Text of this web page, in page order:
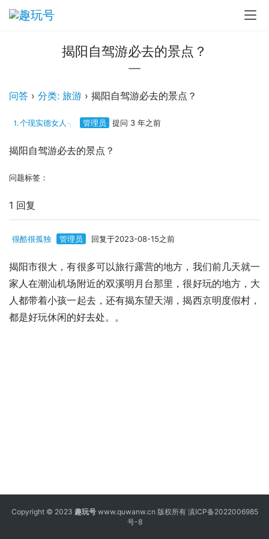
揭阳自驾游必去的景点？
问答 › 分类: 旅游 › 揭阳自驾游必去的景点？
⒈个现实德女人╮ 管理员 提问 3 年之前
揭阳自驾游必去的景点？
问题标签：
1 回复
很酷很孤独 管理员 回复于2023-08-15之前
揭阳市很大，有很多可以旅行露营的地方，我们前几天就一
家人在潮汕机场附近的双溪明月台那里，很好玩的地方，大
人都带着小孩一起去，还有揭东望天湖，揭西京明度假村，
都是好玩休闲的好去处。。
Copyright © 2023 趣玩号www.quwanw.cn 版权所有 滇ICP备2022006985
号-8